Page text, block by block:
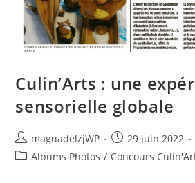
Culin’Arts : une
sensorielle globale
Auteur/autrice
de
maguadelzjWP
Publication
publiée :
29 juin 2022
PostAlbums Photos / Concours